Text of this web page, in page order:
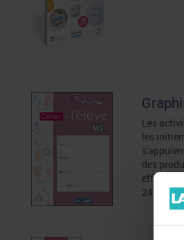
Les
les
des
efficace.
24 ex. :